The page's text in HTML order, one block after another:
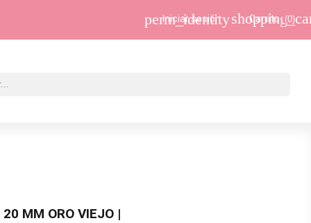
perm_identity
Iniciar sesión Carrito (0)
MM ORO VIEJO |